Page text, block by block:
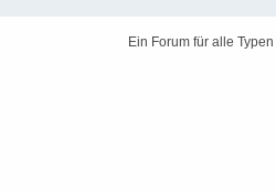
Ein Forum für alle